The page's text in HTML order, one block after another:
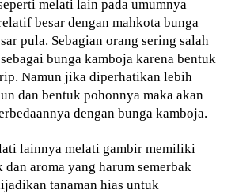
melati lain pada umumnya
besar dengan mahkota bunga
pula. Sebagian orang sering salah
bunga kamboja karena bentuk
Namun jika diperhatikan lebih
dan bentuk pohonnya maka akan
dengan bunga kamboja.
lainnya melati gambir memiliki
aroma yang harum semerbak
tanaman hias untuk